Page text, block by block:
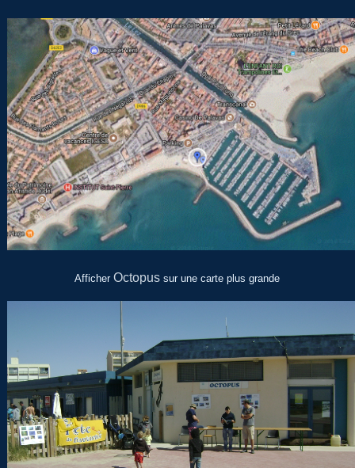
AfficherOctopus sur une carte plus grande